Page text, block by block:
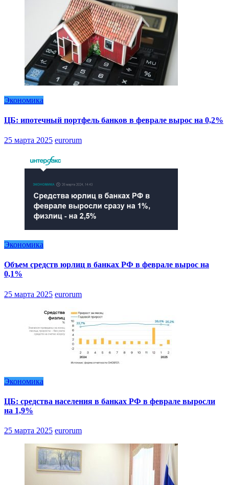
Экономика
ЦБ: ипотечный портфель банков в феврале вырос на 0,2%
25 марта 2025 eurorum
Экономика
Объем средств юрлиц в банках РФ в феврале вырос на
0,1%
25 марта 2025 eurorum
Экономика
ЦБ: средства населения в банках РФ в феврале выросли
на 1,9%
25 марта 2025 eurorum